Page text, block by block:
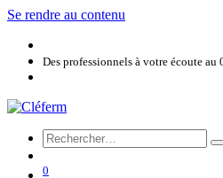
Se rendre au contenu
Des professionnels à votre écoute
0